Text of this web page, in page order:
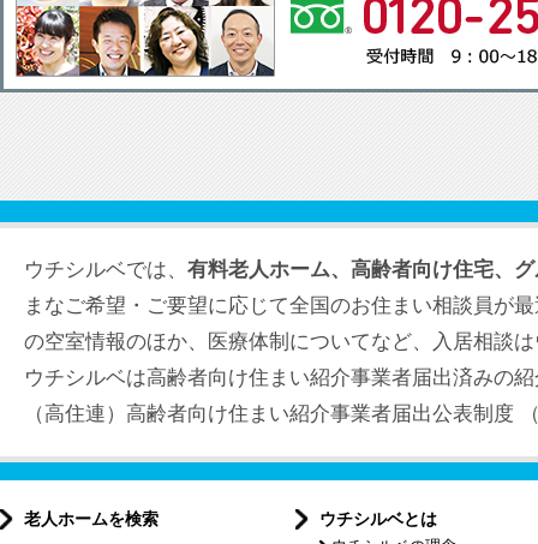
ウチシルベでは、 有料老人ホーム、高齢者向け住宅、
まなご希望・ご要望に応じて全国のお住まい相談員が
の空室情報のほか、医療体制についてなど、入居相談
ウチシルベは高齢者向け住まい紹介事業者届出済みの
（高住連）高齢者向け住まい紹介事業者届出公表制度
老人ホームを検索 ウチシルベとは